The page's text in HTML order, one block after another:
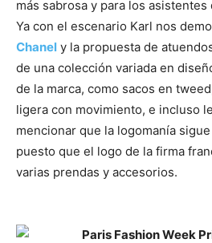
más sabrosa y para los
Ya con el escenario Karl nos
Chanel y la propuesta de
de una colección variada en
de la marca, como sacos en
ligera con movimiento, e incluso
mencionar que la logomanía
puesto que el logo de la firma
varias prendas y accesorios.